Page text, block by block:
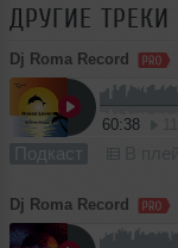
ДРУГИЕ ТРЕКИ
Dj Roma Record
60:38
Подкаст
Dj Roma Record